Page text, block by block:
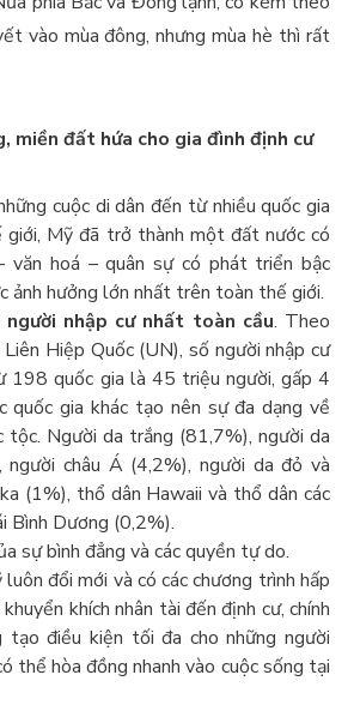
vào mùa đông, nhưng mùa hè thì rất
miền đất hứa cho gia đình định cư
cuộc di dân đến từ nhiều quốc gia
giới, Mỹ đã trở thành một đất nước có
văn hoá – quân sự có phát triển bậc
ảnh hưởng lớn nhất trên toàn thế giới.
người nhập cư nhất toàn cầu. Theo
Hiệp Quốc (UN), số người nhập cư
198 quốc gia là 45 triệu người, gấp 4
quốc gia khác tạo nên sự đa dạng về
tộc. Người da trắng (81,7%), người da
người châu Á (4,2%), người da đỏ và
(1%), thổ dân Hawaii và thổ dân các
Bình Dương (0,2%).
sự bình đẳng và các quyền tự do.
luôn đổi mới và có các chương trình hấp
khích nhân tài đến định cư, chính
tạo điều kiện tối đa cho những người
thể hòa đồng nhanh vào cuộc sống tại